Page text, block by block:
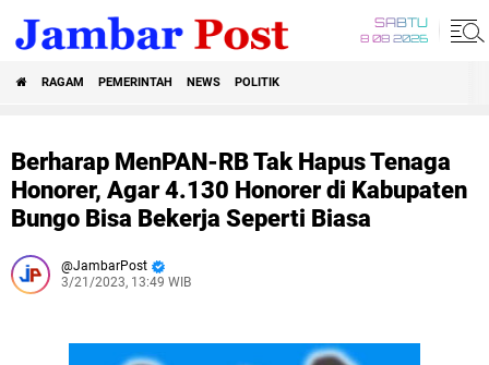
SABTU
8 08 2026
RAGAM PEMERINTAH NEWS POLITIK
Berharap MenPAN-RB Tak Hapus Tenaga
Honorer, Agar 4.130 Honorer di Kabupaten
Bungo Bisa Bekerja Seperti Biasa
JambarPost
3/21/2023, 13:49 WIB